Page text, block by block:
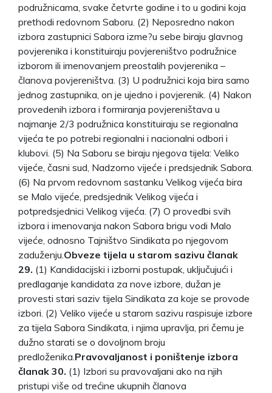
podružnicama, svake četvrte godine i to u godini koja
prethodi redovnom Saboru. (2) Neposredno nakon
izbora zastupnici Sabora izme?u sebe biraju glavnog
povjerenika i konstituiraju povjereništvo podružnice
izborom ili imenovanjem preostalih povjerenika –
članova povjereništva. (3) U podružnici koja bira samo
jednog zastupnika, on je ujedno i povjerenik. (4) Nakon
provedenih izbora i formiranja povjereništava u
najmanje 2/3 podružnica konstituiraju se regionalna
vijeća te po potrebi regionalni i nacionalni odbori i
klubovi. (5) Na Saboru se biraju njegova tijela: Veliko
vijeće, časni sud, Nadzorno vijeće i predsjednik Sabora.
(6) Na prvom redovnom sastanku Velikog vijeća bira
se Malo vijeće, predsjednik Velikog vijeća i
potpredsjednici Velikog vijeća. (7) O provedbi svih
izbora i imenovanja nakon Sabora brigu vodi Malo
vijeće, odnosno Tajništvo Sindikata po njegovom
zaduženju. Obveze tijela u starom sazivu članak
29. (1) Kandidacijski i izborni postupak, uključujući i
predlaganje kandidata za nove izbore, dužan je
provesti stari saziv tijela Sindikata za koje se provode
izbori. (2) Veliko vijeće u starom sazivu raspisuje izbore
za tijela Sabora Sindikata, i njima upravlja, pri čemu je
dužno starati se o dovoljnom broju
predloženika. Pravovaljanost i poništenje izbora
članak 30. (1) Izbori su pravovaljani ako na njih
pristupi više od trećine ukupnih članova